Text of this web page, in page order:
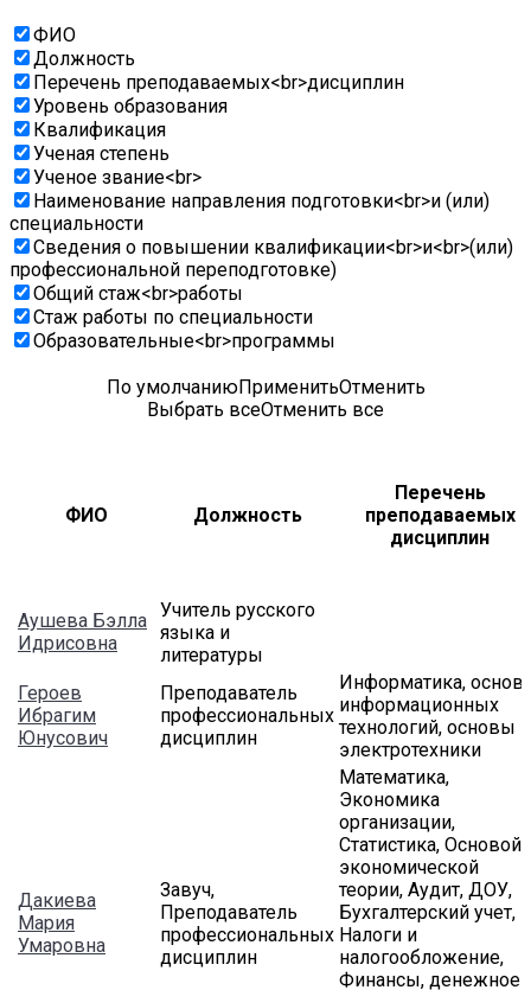
ФИО
Должность
Перечень преподаваемых<br>дисциплин
Уровень образования
Квалификация
Ученая степень
Ученое звание<br>
Наименование направления подготовки<br>и (или)
специальности
Сведения о повышении квалификации<br>и<br>(или)
профессиональной переподготовке)
Общий стаж<br>работы
Cтаж работы по специальности
Образовательные<br>программы
По умолчаниюПрименитьОтменить
Выбрать всеОтменить все
ФИО Должность
Перечень
преподаваемых
дисциплин
Аушева Бэлла
Идрисовна
Учитель русского
языка и
литературы
Героев
Ибрагим
Юнусович
Преподаватель
профессиональных
дисциплин
Информатика,
информационных
технологий, основы
электротехники
Дакиева
Мария
Умаровна
Завуч,
Преподаватель
профессиональных
дисциплин
Математика,
Экономика
организации,
Статистика, Основой
экономической
теории, Аудит, ДОУ,
Бухгалтерский учет,
Налоги и
налогообложение,
Финансы, денежное